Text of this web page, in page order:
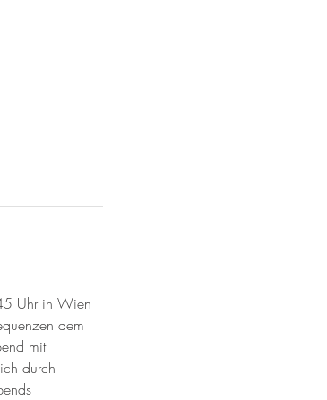
Uhr in Wien
dem
mit
durch